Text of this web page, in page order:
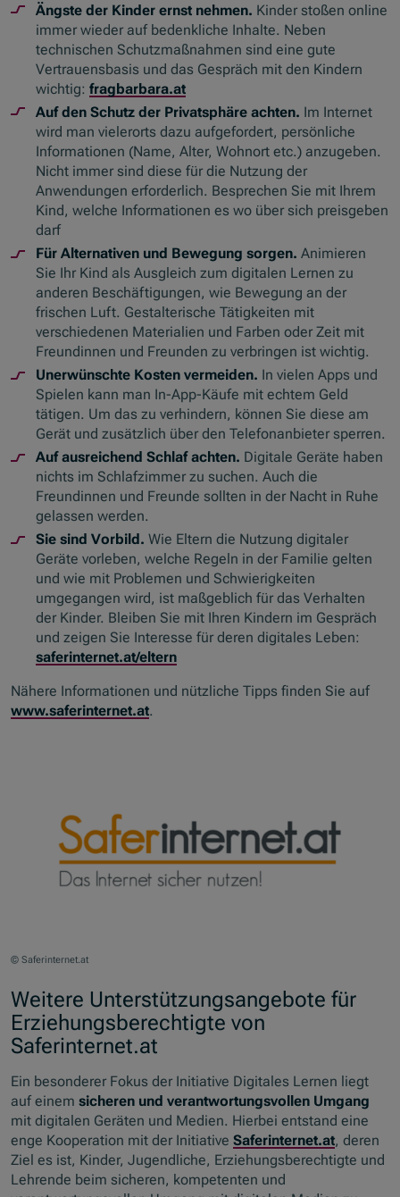
Ängste der Kinder ernst nehmen. Kinder stoßenonline
immer wieder auf bedenkliche Inhalte. Neben
technischen Schutzmaßnahmen sind eine gute
Vertrauensbasis und das Gespräch mit den Kindern
wichtig:fragbarbara.at
Auf den Schutz der Privatsphäre achten. Im Internet
wird man vielerorts dazu aufgefordert, persönliche
Informationen (Name, Alter, Wohnort etc.) anzugeben.
Nicht immer sind diese für die Nutzung der
Anwendungen erforderlich. Besprechen Sie mit Ihrem
Kind, welche Informationen es wo über sich preisgeben
darf
Für Alternativen und Bewegung sorgen. Animieren
Sie Ihr Kind als Ausgleich zum digitalen Lernen zu
anderen Beschäftigungen, wie Bewegung an der
frischen Luft. Gestalterische Tätigkeiten mit
verschiedenen Materialien und Farben oder Zeit mit
Freundinnen und Freunden zu verbringen ist wichtig.
Unerwünschte Kosten vermeiden. In vielenApps und
Spielen kann man In-App-Käufe mit echtem Geld
tätigen. Um das zu verhindern, können Sie diese am
Gerät und zusätzlich über den Telefonanbieter sperren.
Auf ausreichend Schlaf achten. Digitale Geräte haben
nichts im Schlafzimmer zu suchen. Auch die
Freundinnen und Freunde sollten in der Nacht in Ruhe
gelassen werden.
Sie sind Vorbild. Wie Eltern die Nutzung digitaler
Geräte vorleben, welche Regeln in der Familie gelten
und wie mit Problemen und Schwierigkeiten
umgegangen wird, ist maßgeblich für das Verhalten
der Kinder. Bleiben Sie mit Ihren Kindern im Gespräch
und zeigen Sie Interesse für deren digitales Leben:
saferinternet.at/eltern
Nähere Informationen und nützliche Tipps finden Sie auf
www.saferinternet.at.
© Saferinternet.at
Weitere Unterstützungsangebote für
Erziehungsberechtigte von
Saferinternet.at
Ein besonderer Fokus der Initiative Digitales Lernen liegt
auf einemsicheren und verantwortungsvollen Umgang
mit digitalen Geräten und Medien. Hierbei entstand eine
enge Kooperation mit der InitiativeSaferinternet.at, deren
Ziel es ist, Kinder, Jugendliche, Erziehungsberechtigte und
Lehrende beim sicheren, kompetenten und